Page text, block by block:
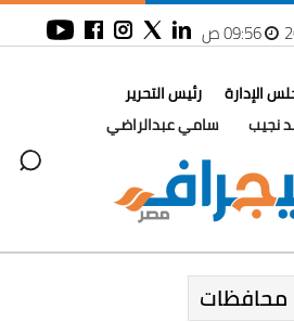
09:56 ص
الإدارة
نجيب
رئيس التحرير
سامي عبدالراضي
محافظات